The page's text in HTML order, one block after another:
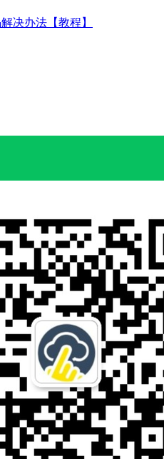
决办法【教程】